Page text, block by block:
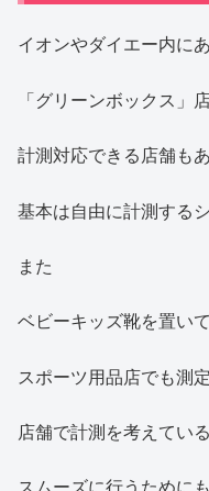
イオンやダイエー内に
「グリーンボックス」
計測対応できる店舗も
基本は自由に計測する
また
ベビーキッズ靴を置い
スポーツ用品店でも測
店舗で計測を考えてい